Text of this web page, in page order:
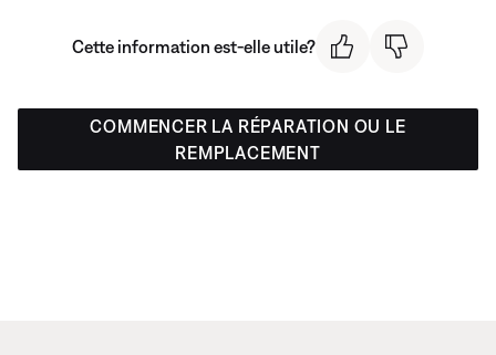
Cette information est-elle utile?
COMMENCER LA RÉPARATION OU LE
REMPLACEMENT